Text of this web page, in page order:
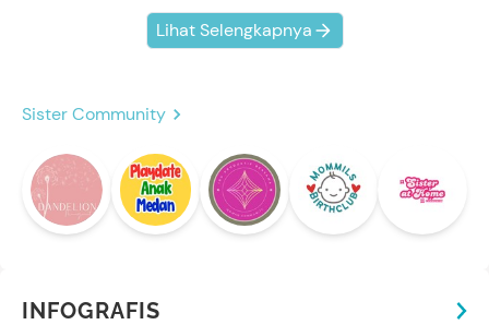
Lihat Selengkapnya
Sister Community
INFOGRAFIS